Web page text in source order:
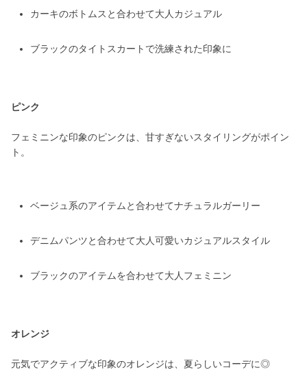
カーキのボトムスと合わせて大人カジュアル
ブラックのタイトスカートで洗練された印象に
ピンク
フェミニンな印象のピンクは、甘すぎないスタイリングがポイン
ト。
ベージュ系のアイテムと合わせてナチュラルガーリー
デニムパンツと合わせて大人可愛いカジュアルスタイル
ブラックのアイテムを合わせて大人フェミニン
オレンジ
元気でアクティブな印象のオレンジは、夏らしいコーデに◎